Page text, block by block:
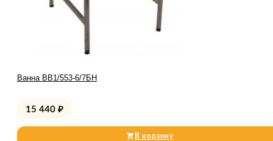
Ванна ВВ1/553-6/7БН
15 440 ₽
В корзину